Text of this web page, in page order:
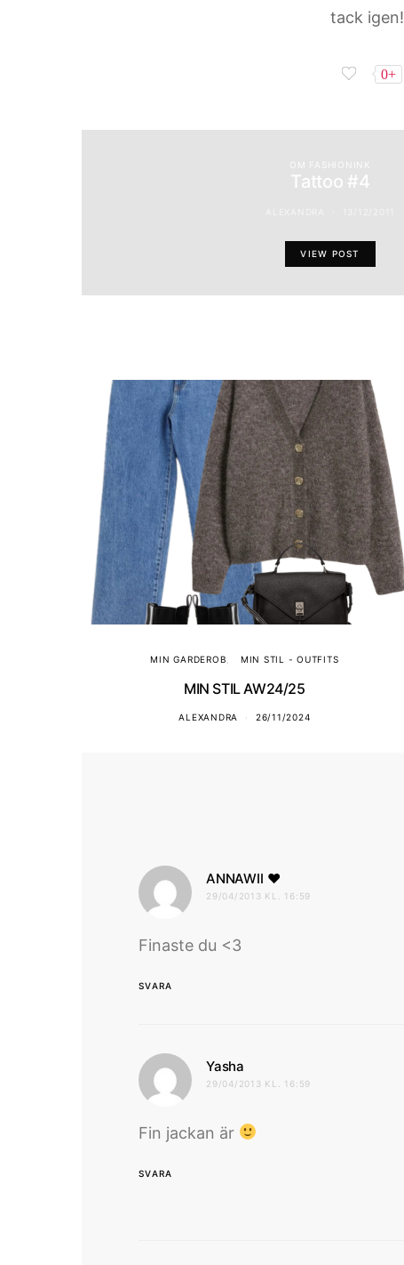
tack igen!
0+
OM FASHIONINK
Tattoo #4
VIEW POST
MIN GARDEROB MIN STIL - OUTFITS
MIN STIL AW24/25
ALEXANDRA 26/11/2024
ANNAWII ♥
29/04/2013 KL. 16:59
Finaste du <3
SVARA
Yasha
29/04/2013 KL. 16:59
Fin jackan är
SVARA